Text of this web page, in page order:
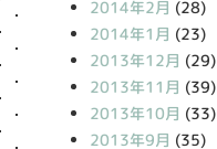
2014年2月 (28)
2014年1月 (23)
2013年12月 (29)
2013年11月 (39)
2013年10月 (33)
2013年9月 (35)